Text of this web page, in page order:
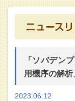
「ソバデン
用機序の解
2023.06.12